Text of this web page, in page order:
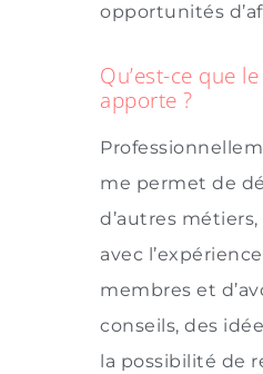
opportunités
Qu’est-ce que
apporte ?
me permet de
d’autres
avec
membres et
conseils, des
la possibilité de